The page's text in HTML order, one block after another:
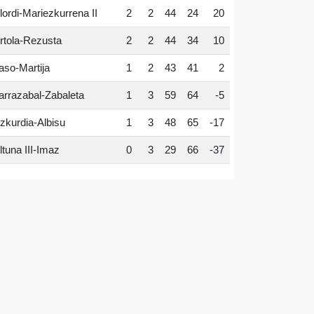
Mariezkurrena II 2 2 44 24 20
Rezusta 2 2 44 34 10
Martija 1 2 43 41 2
Zabaleta 1 3 59 64 -5
Albisu 1 3 48 65 -17
III-Imaz 0 3 29 66 -37